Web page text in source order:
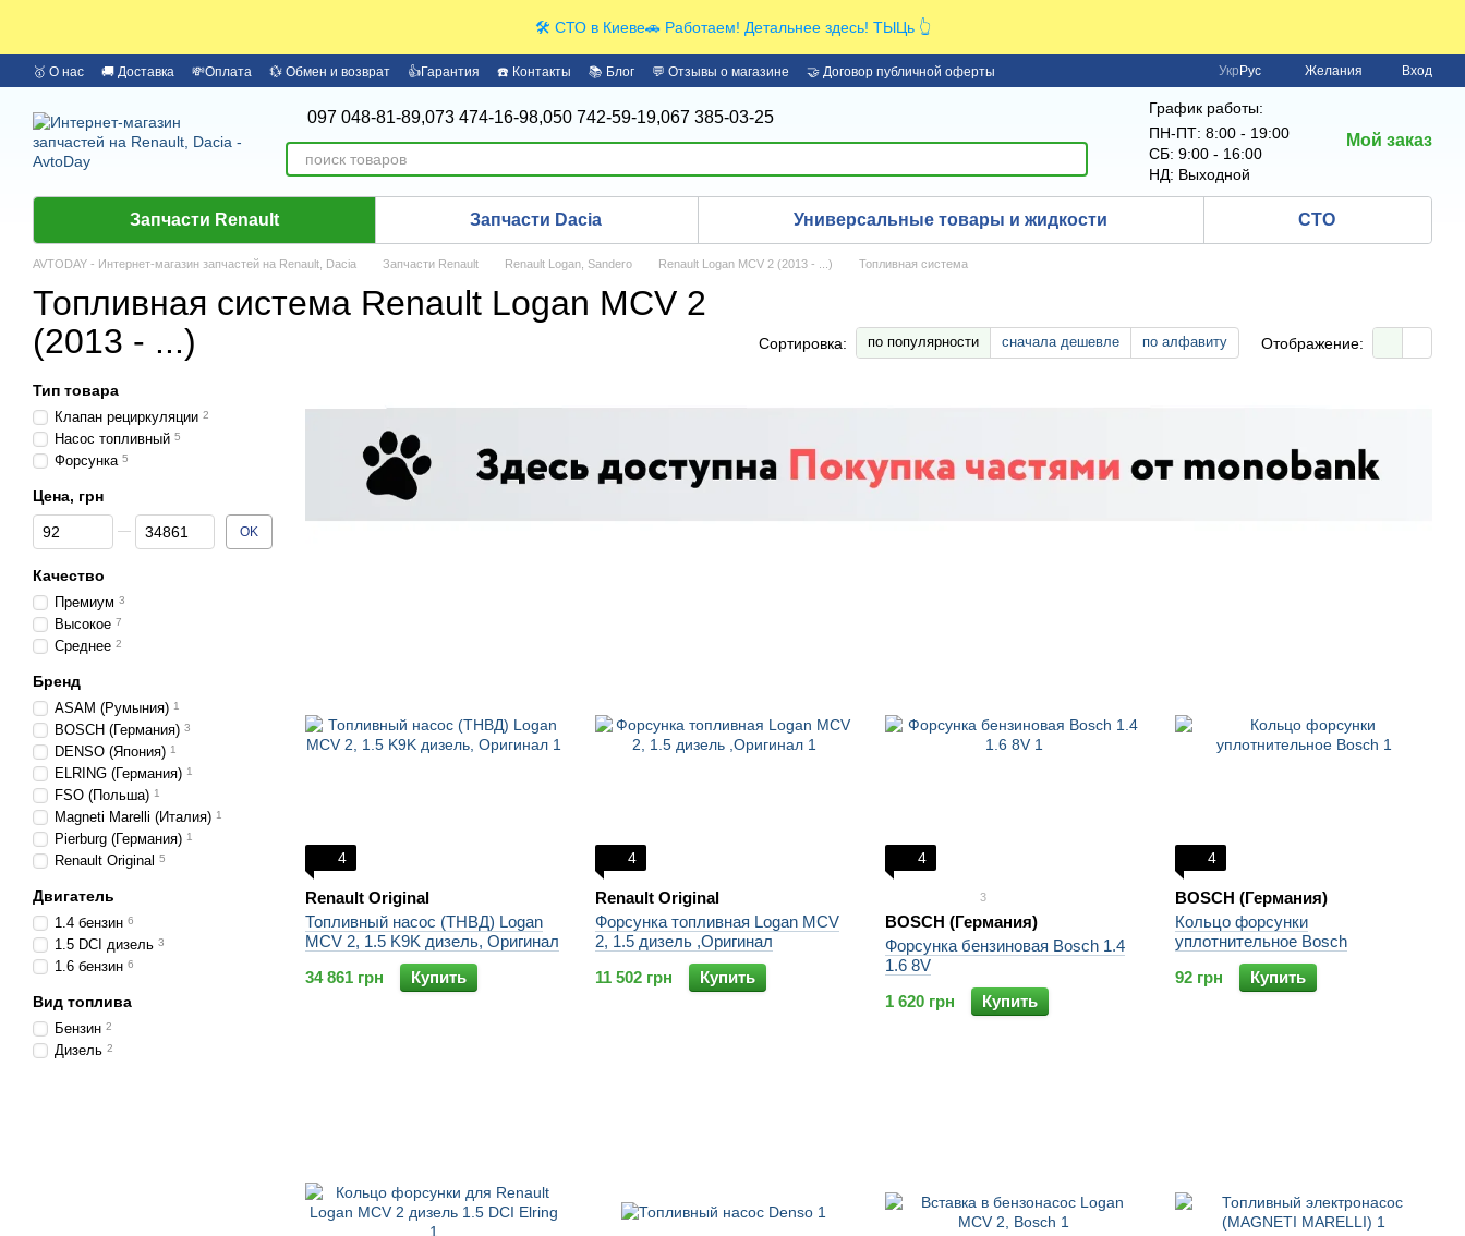
🛠️ СТО в Киеве🚗 Работаем! Детальнее здесь! ТЫЦь 👆
🥇 О нас 🚚 Доставка 💸Оплата 💱 Обмен и возврат 👍Гарантия ☎️ Контакты 📚 Блог 💬 Отзывы о магазине
🤝 Договор публичной оферты
Укр Рус Желания Вход
097 048-81-89,073 474-16-98,050 742-59-19,067 385-03-25
График работы:
ПН-ПТ: 8:00 - 19:00
СБ: 9:00 - 16:00
НД: Выходной
Мой заказ
Запчасти Renault Запчасти Dacia Универсальные товары и жидкости СТО
AVTODAY - Интернет-магазин запчастей на Renault, Dacia Запчасти Renault Renault Logan, Sandero Renault Logan MCV 2 (2013 - ...) Топливная система
Топливная система Renault Logan MCV 2
(2013 - ...)
Сортировка: по популярности сначала дешевле по алфавиту Отображение:
4
Renault Original
Топливный насос (ТНВД) Logan
MCV 2, 1.5 K9K дизель, Оригинал
34 861 грн
Купить
4
Renault Original
Форсунка топливная Logan MCV
2, 1.5 дизель ,Оригинал
11 502 грн
Купить
4
3
BOSCH (Германия)
Форсунка бензиновая Bosch 1.4
1.6 8V
1 620 грн
Купить
4
BOSCH (Германия)
Кольцо форсунки
уплотнительное Bosch
92 грн
Купить
Тип товара
Клапан рециркуляции 2
Насос топливный 5
Форсунка 5
Цена, грн
От Цена, грн
До Цена, грн OK
Качество
Премиум 3
Высокое 7
Среднее 2
Бренд
ASAM (Румыния) 1
BOSCH (Германия) 3
DENSO (Япония) 1
ELRING (Германия) 1
FSO (Польша) 1
Magneti Marelli (Италия) 1
Pierburg (Германия) 1
Renault Original 5
Двигатель
1.4 бензин 6
1.5 DCI дизель 3
1.6 бензин 6
Вид топлива
Бензин 2
Дизель 2